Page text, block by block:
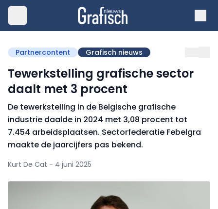
Partnercontent Grafisch nieuws
Tewerkstelling grafische sector
daalt met 3 procent
De tewerkstelling in de Belgische grafische
industrie daalde in 2024 met 3,08 procent tot
7.454 arbeidsplaatsen. Sectorfederatie Febelgra
maakte de jaarcijfers pas bekend.
Kurt De Cat - 4 juni 2025